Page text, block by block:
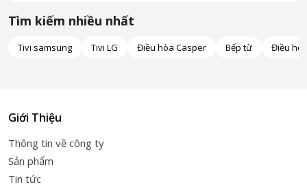
Tìm kiếm nhiều nhất
Tivi samsung Tivi LG Điều hòa Casper Bếp từ Điều
Giới Thiệu
Thông tin về công ty
Sản phẩm
Tin tức